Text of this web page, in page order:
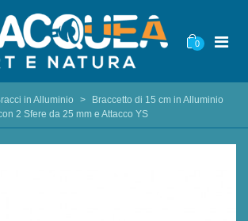
0
in Alluminio >
Braccetto di 15 cm in Alluminio
2 Sfere da 25 mm e Attacco YS